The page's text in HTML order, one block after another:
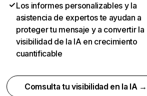
Los informes personalizables y la
asistencia de expertos te ayudan a
proteger tu mensaje y a convertir la
visibilidad de la IA en crecimiento
cuantificable
Comsulta tu visibilidad en la IA →